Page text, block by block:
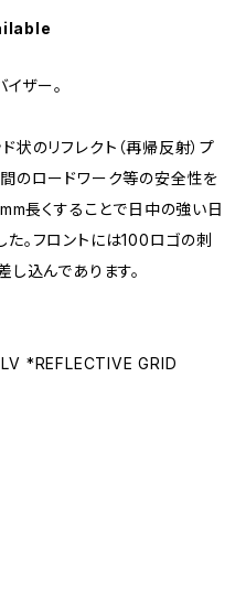
ザー。
状のリフレクト（再帰反射）プ
のロードワーク等の安全性を
長くすることで日中の強い日
。フロントには100ロゴの刺
し込んであります。
*REFLECTIVE GRID